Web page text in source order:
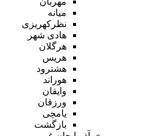
میانه
نظرکهریزی
هادی شهر
هرگلان
هریس
هشترود
هوراند
وایقان
ورزقان
یامچی
بازگشت